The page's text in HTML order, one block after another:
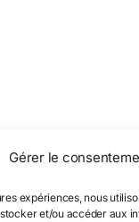
Gérer le
expériences, nous
et/ou accéder aux